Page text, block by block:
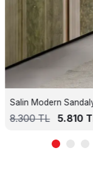
Salin Modern
8.300TL 5.810